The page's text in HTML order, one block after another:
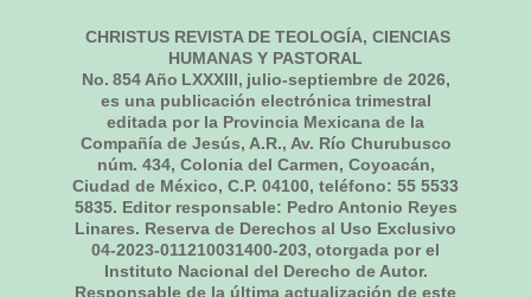
CHRISTUS REVISTA DE TEOLOGÍA, CIENCIAS
HUMANAS Y PASTORAL
No. 854Año LXXXIII, julio-septiembre de 2026,
es una publicación electrónica trimestral
editada por la Provincia Mexicana de la
Compañía de Jesús, A.R., Av. Río Churubusco
núm. 434, Colonia del Carmen, Coyoacán,
Ciudad de México, C.P. 04100, teléfono: 55 5533
5835. Editor responsable: Pedro Antonio Reyes
Linares. Reserva de Derechos al Uso Exclusivo
04-2023-011210031400-203, otorgada por el
Instituto Nacional del Derecho de Autor.
Responsable de la última actualización de este